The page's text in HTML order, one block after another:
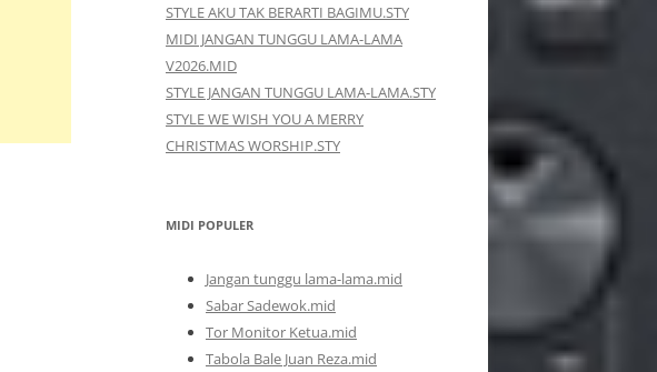
STYLE AKU TAK BERARTI BAGIMU.STY
MIDI JANGAN TUNGGU LAMA-LAMA
V2026.MID
STYLE JANGAN TUNGGU LAMA-LAMA.STY
STYLE WE WISH YOU A MERRY
CHRISTMAS WORSHIP.STY
MIDI POPULER
Jangan tunggu lama-lama.mid
Sabar Sadewok.mid
Tor Monitor Ketua.mid
Tabola Bale Juan Reza.mid